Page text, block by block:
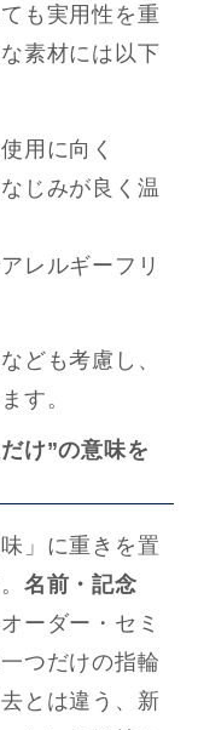
も実用性を重
素材には以下
用に向く
じみが良く温
レルギーフリ
ども考慮し、
す。
け”の意味を
」に重きを置
名前・記念
ーダー・セミ
つだけの指輪
とは違う、新